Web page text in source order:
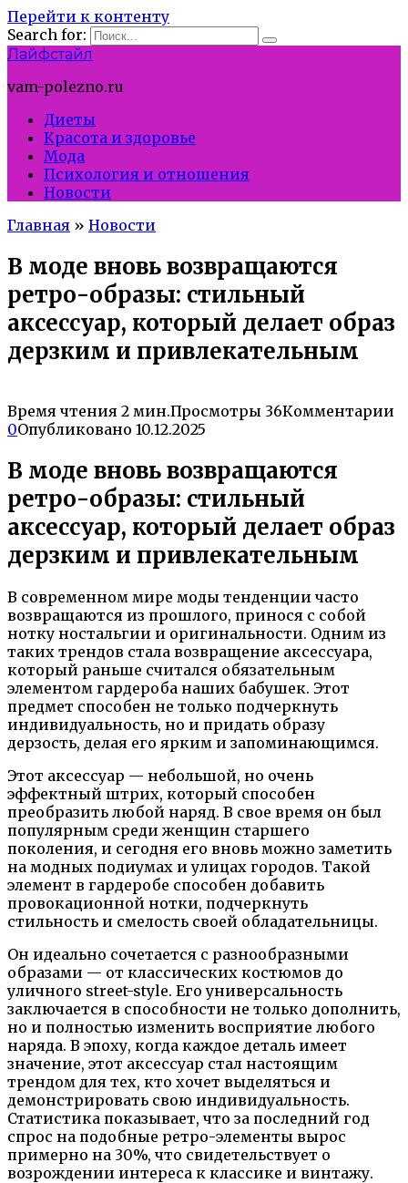
Перейти к контенту
Search for:
Лайфстайл
vam-polezno.ru
Диеты
Красота и здоровье
Мода
Психология и отношения
Новости
Главная » Новости
В моде вновь возвращаются
ретро-образы: стильный
аксессуар, который делает образ
дерзким и привлекательным
Время чтения 2 мин.Просмотры 36Комментарии
0Опубликовано 10.12.2025
В моде вновь возвращаются
ретро-образы: стильный
аксессуар, который делает образ
дерзким и привлекательным
В современном мире моды тенденции часто
возвращаются из прошлого, принося с собой
нотку ностальгии и оригинальности. Одним из
таких трендов стала возвращение аксессуара,
который раньше считался обязательным
элементом гардероба наших бабушек. Этот
предмет способен не только подчеркнуть
индивидуальность, но и придать образу
дерзость, делая его ярким и запоминающимся.
Этот аксессуар — небольшой, но очень
эффектный штрих, который способен
преобразить любой наряд. В свое время он был
популярным среди женщин старшего
поколения, и сегодня его вновь можно заметить
на модных подиумах и улицах городов. Такой
элемент в гардеробе способен добавить
провокационной нотки, подчеркнуть
стильность и смелость своей обладательницы.
Он идеально сочетается с разнообразными
образами — от классических костюмов до
уличного street-style. Его универсальность
заключается в способности не только дополнить,
но и полностью изменить восприятие любого
наряда. В эпоху, когда каждое деталь имеет
значение, этот аксессуар стал настоящим
трендом для тех, кто хочет выделяться и
демонстрировать свою индивидуальность.
Статистика показывает, что за последний год
спрос на подобные ретро-элементы вырос
примерно на 30%, что свидетельствует о
возрождении интереса к классике и винтажу.